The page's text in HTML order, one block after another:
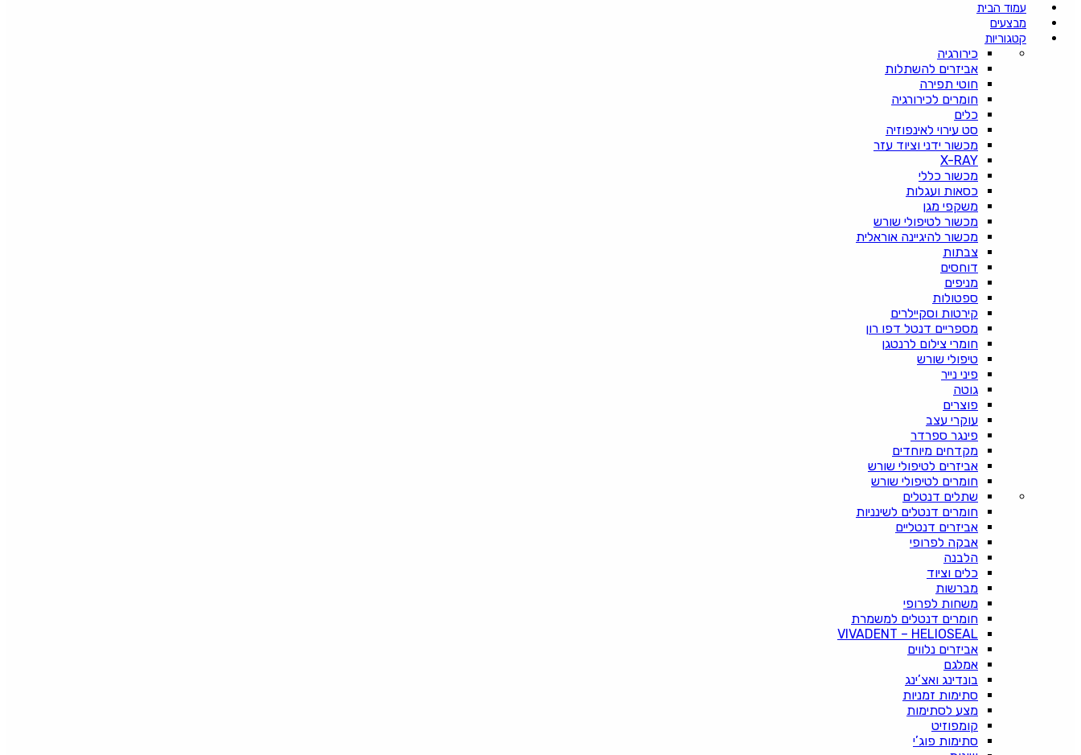
עמוד הבית
מבצעים
קטגוריות
כירורגיה
אביזרים להשתלות
חוטי תפירה
חומרים לכירורגיה
כלים
סט עירוי לאינפוזיה
מכשור ידני וציוד עזר
X-RAY
מכשור כללי
כסאות ועגלות
משקפי מגן
מכשור לטיפולי שורש
מכשור להיגיינה אוראלית
צבתות
דוחסים
מניפים
ספטולות
קירטות וסקיילרים
מספריים דנטל דפו רון
חומרי צילום לרנטגן
טיפולי שורש
פיני נייר
גוטה
פוצרים
עוקרי עצב
פינגר ספרדר
מקדחים מיוחדים
אביזרים לטיפולי שורש
חומרים לטיפולי שורש
שתלים דנטלים
חומרים דנטלים לשינניות
אביזרים דנטליים
אבקה לפרופי
הלבנה
כלים וציוד
מברשות
משחות לפרופי
חומרים דנטלים למשמרת
VIVADENT – HELIOSEAL
אביזרים נלווים
אמלגם
בונדינג ואצ’ינג
סתימות זמניות
מצע לסתימות
קומפוזיט
סתימות פוג’י